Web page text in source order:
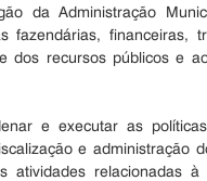
da Administração
fazendárias, financeiras,
dos recursos públicos e
e executar as
e administração
relacionadas à